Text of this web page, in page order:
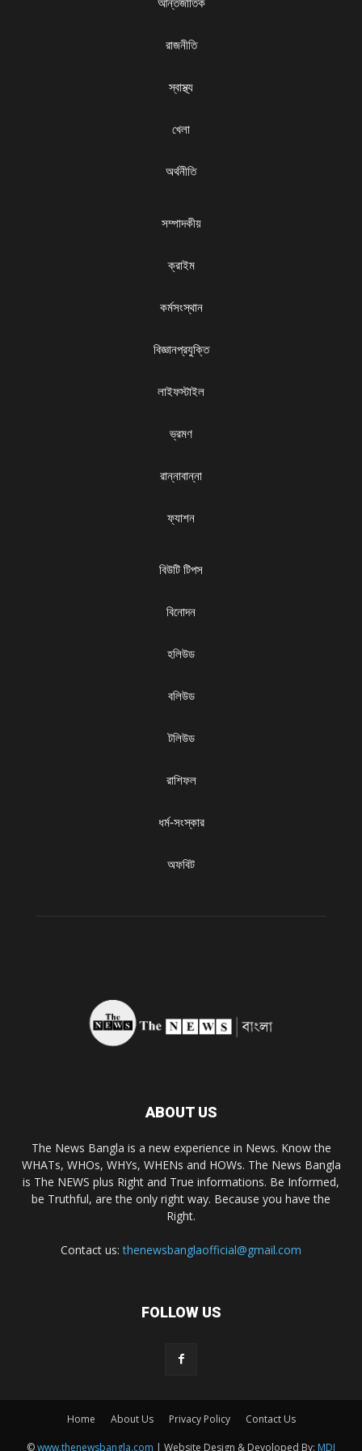
রাজনীতি
স্বাস্থ্য
খেলা
অর্থনীতি
সম্পাদকীয়
ক্রাইম
কর্মসংস্থান
বিজ্ঞানপ্রযুক্তি
লাইফস্টাইল
ভ্রমণ
রান্নাবান্না
ফ্যাশন
বিউটি টিপস
বিনোদন
হলিউড
বলিউড
টলিউড
রাশিফল
ধৰ্ম-সংস্কার
অফবিট
ABOUT US
The News Bangla is a new experience in News. Know the
WHATs, WHOs, WHYs, WHENs and HOWs. The News Bangla
is The NEWS plus Right and True informations. Be Informed,
be Truthful, are the only right way. Because you have the
Right.
Contact us:thenewsbanglaofficial@gmail.com
FOLLOW US
Home About Us Privacy Policy Contact Us
©www.thenewsbangla.com | Website Design & Devoloped By: MDI